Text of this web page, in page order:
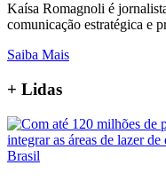
Kaísa Romagnoli é
comunicação estratégica e
Saiba Mais
+ Lidas